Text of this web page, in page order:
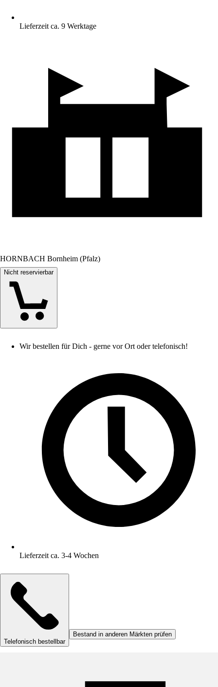
Lieferzeit ca. 9 Werktage
HORNBACH Bornheim (Pfalz)
Nicht reservierbar
Wir bestellen für Dich - gerne vor Ort oder telefonisch!
Lieferzeit ca. 3-4 Wochen
Telefonisch bestellbar
Bestand in anderen Märkten prüfen